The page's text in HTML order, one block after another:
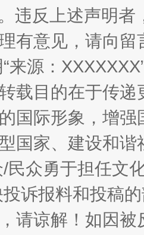
身衣” 如何以
违反上述声明
有意见，请向
来源：
载目的在于传
国际形象，增
国家、建设和
/民众勇于担任文
诉报料和投稿
请谅解！如因